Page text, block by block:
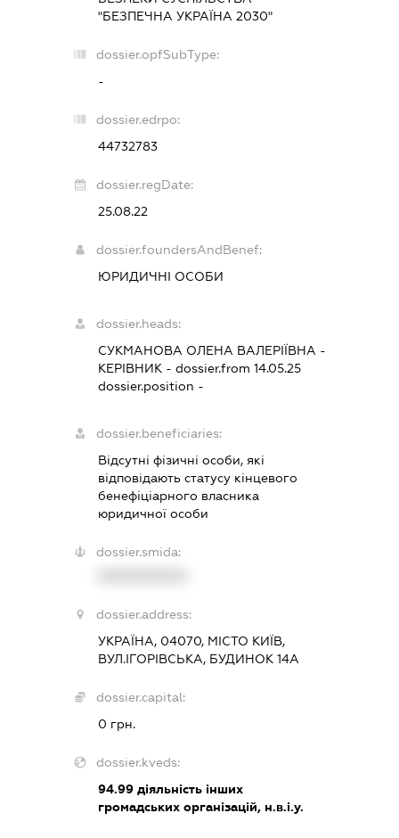
"БЕЗПЕЧНА УКРАЇНА 2030"
dossier.opfSubType:
-
dossier.edrpo:
44732783
dossier.regDate:
25.08.22
dossier.foundersAndBenef:
ЮРИДИЧНІ ОСОБИ
dossier.heads:
СУКМАНОВА ОЛЕНА ВАЛЕРІЇВНА -
КЕРІВНИК - dossier.from 14.05.25
dossier.position -
dossier.beneficiaries:
Відсутні фізичні особи, які
відповідають статусу кінцевого
бенефіціарного власника
юридичної особи
dossier.smida:
dossier.address:
УКРАЇНА, 04070, МІСТО КИЇВ,
ВУЛ.ІГОРІВСЬКА, БУДИНОК 14А
dossier.capital:
0 грн.
dossier.kveds:
94.99діяльність інших
громадських організацій, н.в.і.у.